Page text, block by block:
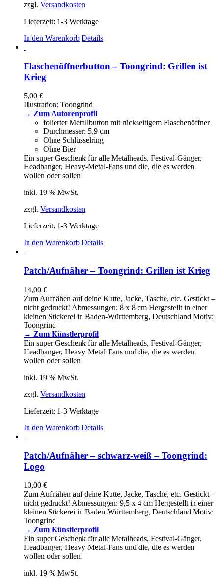
zzgl. Versandkosten
Lieferzeit: 1-3 Werktage
In den Warenkorb Details
Flaschenöffnerbutton – Toongrind: Grillen ist
Krieg
5,00 €
Illustration: Toongrind
→ Zum Autorenprofil
folierter Metallbutton mit rückseitigem Flaschenöffner
Durchmesser: 5,9 cm
Ohne Schlüsselring
Ohne Bier
Ein super Geschenk für alle Metalheads, Festival-Gänger,
Headbanger, Heavy-Metal-Fans und die, die es werden
wollen oder sollen!
inkl. 19 % MwSt.
zzgl. Versandkosten
Lieferzeit: 1-3 Werktage
In den Warenkorb Details
Patch/Aufnäher – Toongrind: Grillen ist Krieg
14,00 €
Zum Aufnähen auf deine Kutte, Jacke, Tasche, etc. Gestickt –
nicht gedruckt! Abmessungen: 8 x 8 cm Hergestellt in einer
kleinen Stickerei in Baden-Württemberg, Deutschland Motiv:
Toongrind
→ Zum Künstlerprofil
Ein super Geschenk für alle Metalheads, Festival-Gänger,
Headbanger, Heavy-Metal-Fans und die, die es werden
wollen oder sollen!
inkl. 19 % MwSt.
zzgl. Versandkosten
Lieferzeit: 1-3 Werktage
In den Warenkorb Details
Patch/Aufnäher – schwarz-weiß – Toongrind:
Logo
10,00 €
Zum Aufnähen auf deine Kutte, Jacke, Tasche, etc. Gestickt –
nicht gedruckt! Abmessungen: 9,5 x 4 cm Hergestellt in einer
kleinen Stickerei in Baden-Württemberg, Deutschland Motiv:
Toongrind
→ Zum Künstlerprofil
Ein super Geschenk für alle Metalheads, Festival-Gänger,
Headbanger, Heavy-Metal-Fans und die, die es werden
wollen oder sollen!
inkl. 19 % MwSt.